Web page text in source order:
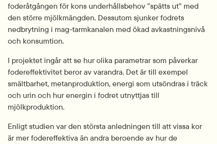
foderåtgången för kons underhållsbehov ”spätts ut” med
den större mjölkmängden. Dessutom sjunker fodrets
nedbrytning i mag-tarmkanalen med ökad avkastningsnivå
och konsumtion.
I projektet ingår att se hur olika parametrar som påverkar
fodereffektivitet beror av varandra. Det är till exempel
smältbarhet, metanproduktion, energi som utsöndras i träck
och urin och hur energin i fodret utnyttjas till
mjölkproduktion.
Enligt studien var den största anledningen till att vissa kor
är mer fodereffektiva än andra beroende av hur de